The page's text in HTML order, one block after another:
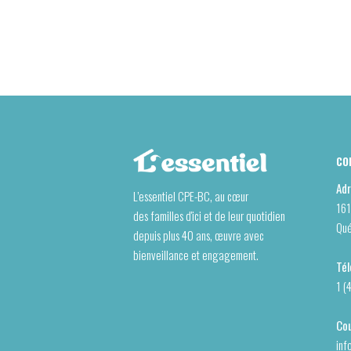
L’essentiel CPE-BC, au cœur
des familles d'ici et de leur quotidien
depuis plus 40 ans, œuvre avec
bienveillance et engagement.
1